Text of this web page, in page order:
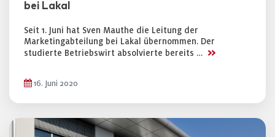
bei Lakal
Seit 1. Juni hat Sven Mauthe die Leitung der
Marketingabteilung bei Lakal übernommen. Der
studierte Betriebswirt absolvierte bereits … >>
16. Juni 2020